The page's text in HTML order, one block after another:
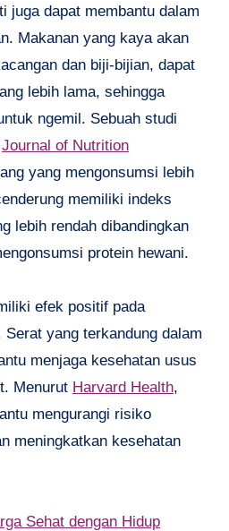
juga dapat membantu dalam
Makanan yang kaya akan
dan biji-bijian, dapat
lebih lama, sehingga
ngemil. Sebuah studi
Journal of Nutrition
yang mengonsumsi lebih
memiliki indeks
lebih rendah dibandingkan
protein hewani.
efek positif pada
yang terkandung dalam
menjaga kesehatan usus
Menurut Harvard Health,
mengurangi risiko
meningkatkan kesehatan
Sehat dengan Hidup